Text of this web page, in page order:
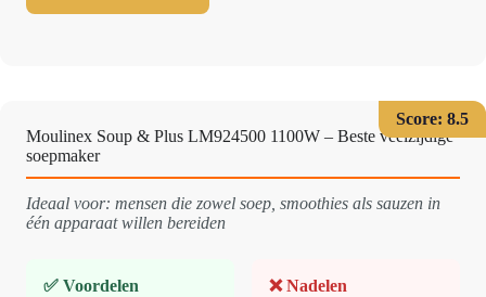
Score: 8.5
Moulinex Soup & Plus LM924500 1100W – Beste veelzijdige
soepmaker
Ideaal voor: mensen die zowel soep, smoothies als sauzen in
één apparaat willen bereiden
✅ Voordelen ❌ Nadelen